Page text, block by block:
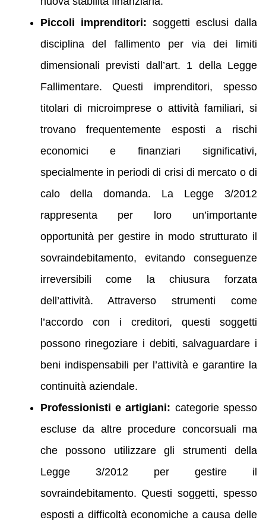
Piccoli imprenditori: soggetti esclusi dalla
disciplina del fallimento per via dei limiti
dimensionali previsti dall’art. 1 della Legge
Fallimentare. Questi imprenditori, spesso
titolari di microimprese o attività familiari, si
trovano frequentemente esposti a rischi
economici e finanziari significativi,
specialmente in periodi di crisi di mercato o di
calo della domanda. La Legge 3/2012
rappresenta per loro un’importante
opportunità per gestire in modo strutturato il
sovraindebitamento, evitando conseguenze
irreversibili come la chiusura forzata
dell’attività. Attraverso strumenti come
l’accordo con i creditori, questi soggetti
possono rinegoziare i debiti, salvaguardare i
beni indispensabili per l’attività e garantire la
continuità aziendale.
Professionisti e artigiani: categorie spesso
escluse da altre procedure concorsuali ma
che possono utilizzare gli strumenti della
Legge 3/2012 per gestire il
sovraindebitamento. Questi soggetti, spesso
esposti a difficoltà economiche a causa delle